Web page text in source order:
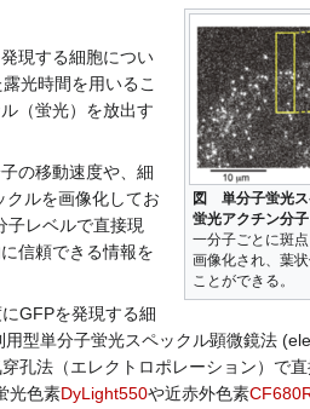
図 単分子蛍光ス
蛍光アクチン分子
一分子ごとに斑
画像化され、葉
ことができる。
現する細胞につい
光時間を用いるこ
（蛍光）を放出す
の移動速度や、細
クルを画像化してお
子レベルで直接現
信頼できる情報を
GFPを発現する細
型単分子蛍光スペックル顕微鏡法
孔法（エレクトロポレーション）で
光色素DyLight550や近赤外色素